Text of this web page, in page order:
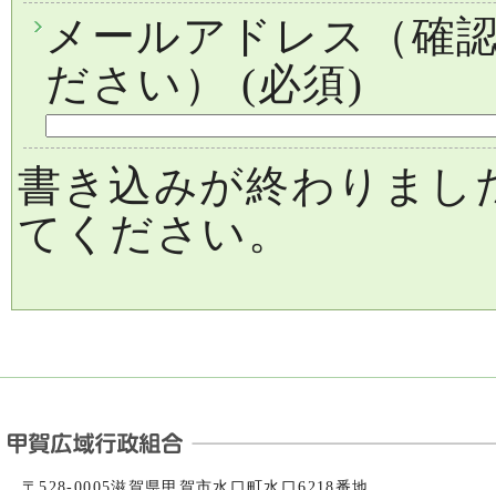
メールアドレス（確
ださい）
(必須)
書き込みが終わりまし
てください。